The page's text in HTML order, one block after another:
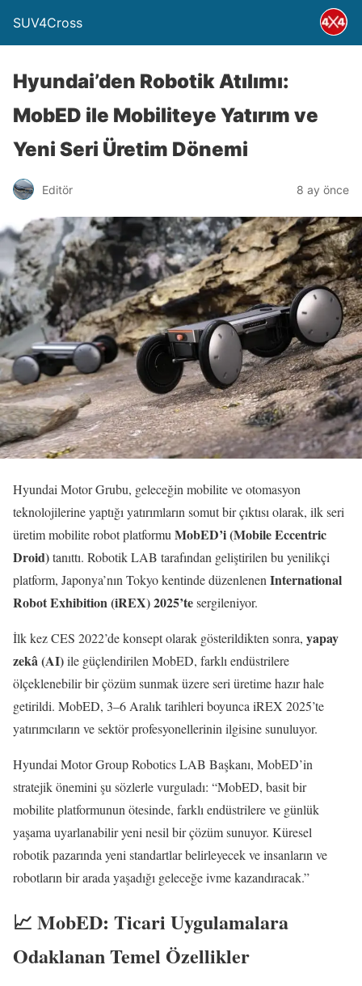
SUV4Cross
Hyundai’den Robotik Atılımı:
MobED ile Mobiliteye Yatırım ve
Yeni Seri Üretim Dönemi
Editör 8 ay önce
Hyundai Motor Grubu, geleceğin mobilite ve otomasyon
teknolojilerine yaptığı yatırımların somut bir çıktısı olarak, ilk seri
üretim mobilite robot platformu MobED’i (Mobile Eccentric
Droid)tanıttı. Robotik LAB tarafından geliştirilen bu yenilikçi
platform, Japonya’nın Tokyo kentinde düzenlenen International
Robot Exhibition (iREX) 2025’tesergileniyor.
İlk kez CES 2022’de konsept olarak gösterildikten sonra, yapay
zekâ (AI)ile güçlendirilen MobED, farklı endüstrilere
ölçeklenebilir bir çözüm sunmak üzere seri üretime hazır hale
getirildi. MobED, 3–6 Aralık tarihleri boyunca iREX 2025’te
yatırımcıların ve sektör profesyonellerinin ilgisine sunuluyor.
Hyundai Motor Group Robotics LAB Başkanı, MobED’in
stratejik önemini şu sözlerle vurguladı: “MobED, basit bir
mobilite platformunun ötesinde, farklı endüstrilere ve günlük
yaşama uyarlanabilir yeni nesil bir çözüm sunuyor. Küresel
robotik pazarında yeni standartlar belirleyecek ve insanların ve
robotların bir arada yaşadığı geleceğe ivme kazandıracak.”
📈 MobED: Ticari Uygulamalara
Odaklanan Temel Özellikler